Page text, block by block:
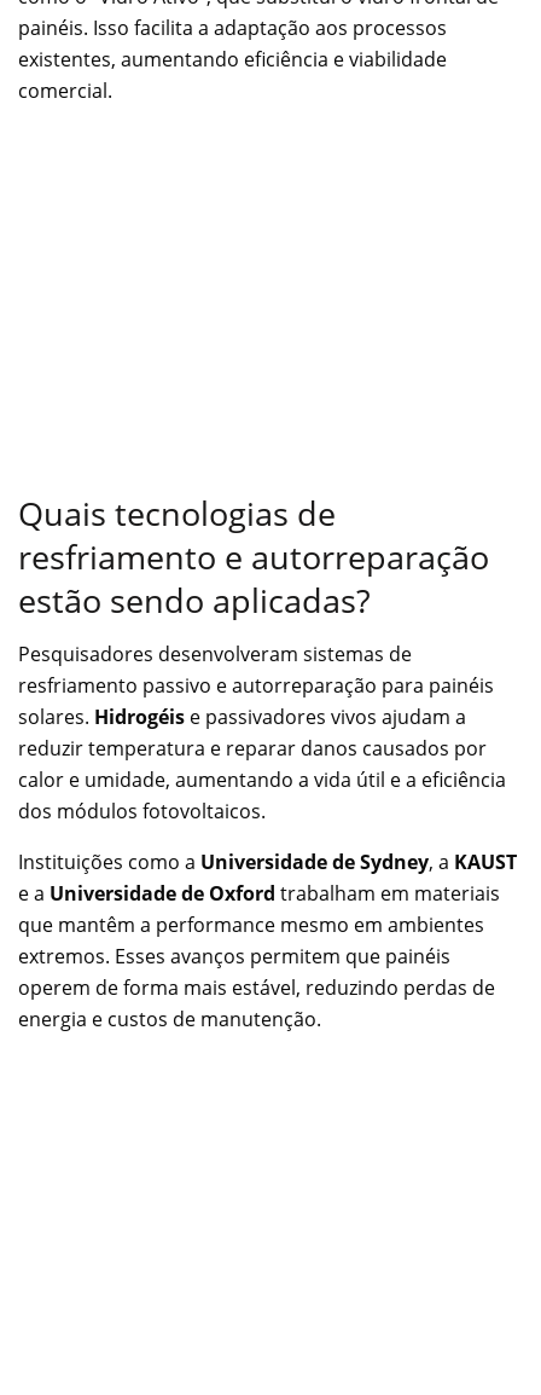
painéis. Isso facilita a adaptação aos processos
existentes, aumentando eficiência e viabilidade
comercial.
Quais tecnologias de
resfriamento e autorreparação
estão sendo aplicadas?
Pesquisadores desenvolveram sistemas de
resfriamento passivo e autorreparação para painéis
solares. Hidrogéis e passivadores vivos ajudam a
reduzir temperatura e reparar danos causados por
calor e umidade, aumentando a vida útil e a eficiência
dos módulos fotovoltaicos.
Instituições como a Universidade de Sydney, a KAUST
e a Universidade de Oxford trabalham em materiais
que mantêm a performance mesmo em ambientes
extremos. Esses avanços permitem que painéis
operem de forma mais estável, reduzindo perdas de
energia e custos de manutenção.